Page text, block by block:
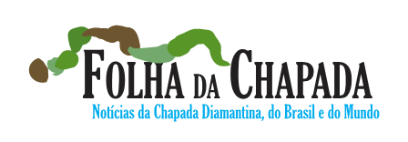
content